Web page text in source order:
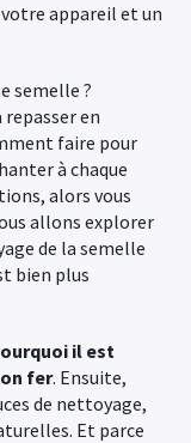
appareil et un
semelle ?
en
faire pour
à chaque
alors vous
allons explorer
de la semelle
bien plus
il est
fer. Ensuite,
de nettoyage,
Et parce